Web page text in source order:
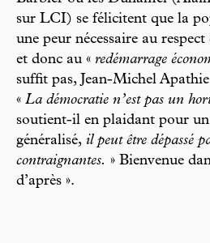
sur LCI) se félicitent que la
une peur nécessaire au respect
et donc au « redémarrage
suffit pas, Jean-Michel
« La démocratie n’est pas un
soutient-il en plaidant pour
généralisé, il peut être dépassé
contraignantes. » Bienvenue
d’après ».